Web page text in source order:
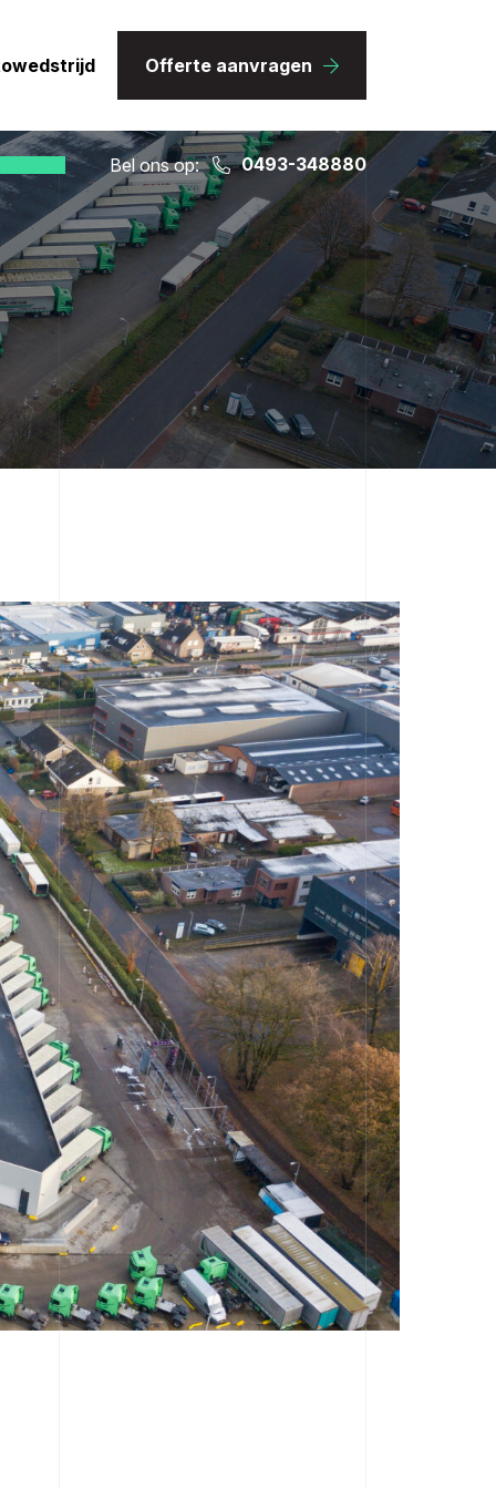
Offerte aanvragen
Bel ons op: 0493-348880